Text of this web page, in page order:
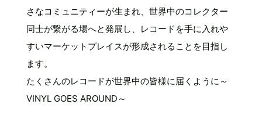
さなコミュニティーが生まれ、世界中のコレクター
同士が繋がる場へと発展し、レコードを手に入れや
すいマーケットプレイスが形成されることを目指し
ます。
たくさんのレコードが世界中の皆様に届くように～
VINYL GOES AROUND～